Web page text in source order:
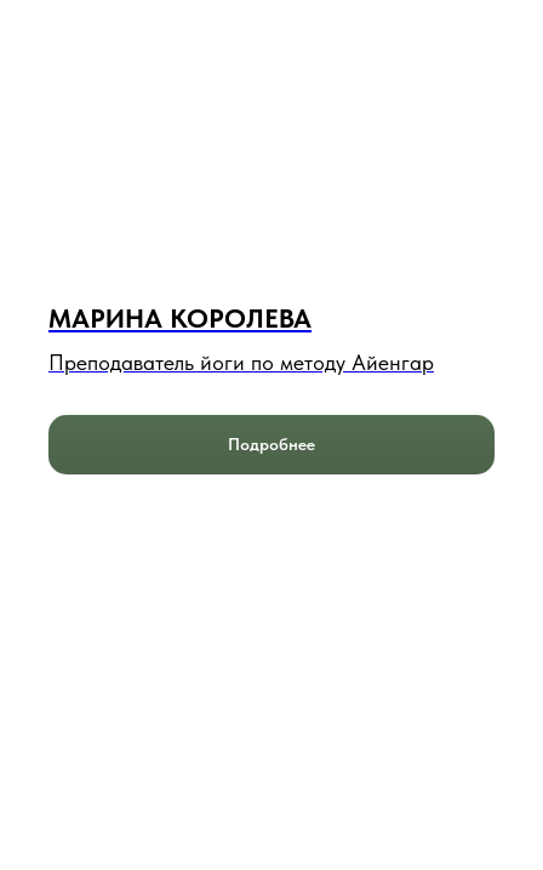
МАРИНА КОРОЛЕВА
Преподаватель йоги по методу Айенгар
Подробнее